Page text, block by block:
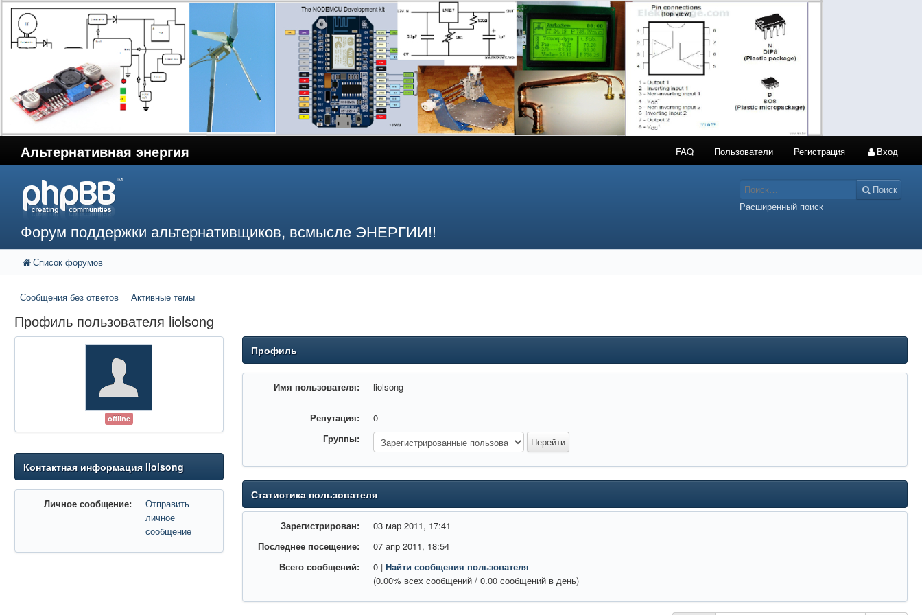
Альтернативная энергия FAQ Пользователи Регистрация Вход
Форум поддержки альтернативщиков, всмысле ЭНЕРГИИ!!
Поиск
Расширенный поиск
Список форумов
Сообщения без ответов Активные темы
Профиль пользователя liolsong
offline
Контактная информация liolsong
Личное сообщение:
Отправить
личное
сообщение
Профиль
Имя пользователя: liolsong
Репутация:
0
Группы:
Статистика пользователя
Зарегистрирован:
03 мар 2011, 17:41
Последнее посещение:
07 апр 2011, 18:54
Всего сообщений:
0 |Найти сообщения пользователя
(0.00% всех сообщений / 0.00 сообщений в день)